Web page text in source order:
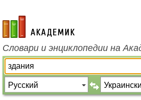
academic.ru
Словари и энциклопедии на